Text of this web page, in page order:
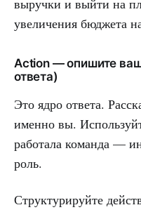
увеличения бюджета
Action — опишите
ответа)
Это ядро ответа.
именно вы.
работала команда —
роль.
Структурируйте